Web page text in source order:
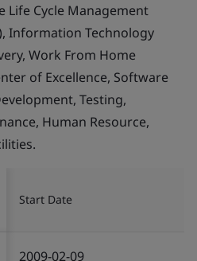
Life Cycle Management
Information Technology
Work From Home
of Excellence, Software
Testing,
Human Resource,
Start Date
2009-02-09